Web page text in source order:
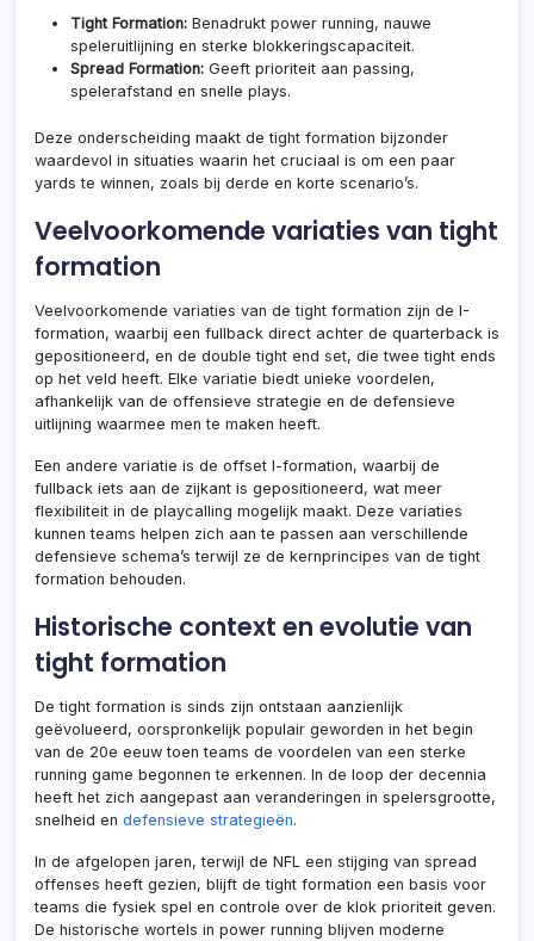
Tight Formation: Benadrukt power running, nauwe
speleruitlijning en sterke blokkeringscapaciteit.
Spread Formation: Geeft prioriteit aan passing,
spelerafstand en snelle plays.
Deze onderscheiding maakt de tight formation bijzonder
waardevol in situaties waarin het cruciaal is om een paar
yards te winnen, zoals bij derde en korte scenario’s.
Veelvoorkomende variaties van tight
formation
Veelvoorkomende variaties van de tight formation zijn de I-
formation, waarbij een fullback direct achter de quarterback is
gepositioneerd, en de double tight end set, die twee tight ends
op het veld heeft. Elke variatie biedt unieke voordelen,
afhankelijk van de offensieve strategie en de defensieve
uitlijning waarmee men te maken heeft.
Een andere variatie is de offset I-formation, waarbij de
fullback iets aan de zijkant is gepositioneerd, wat meer
flexibiliteit in de playcalling mogelijk maakt. Deze variaties
kunnen teams helpen zich aan te passen aan verschillende
defensieve schema’s terwijl ze de kernprincipes van de tight
formation behouden.
Historische context en evolutie van
tight formation
De tight formation is sinds zijn ontstaan aanzienlijk
geëvolueerd, oorspronkelijk populair geworden in het begin
van de 20e eeuw toen teams de voordelen van een sterke
running game begonnen te erkennen. In de loop der decennia
heeft het zich aangepast aan veranderingen in spelersgrootte,
snelheid en defensieve strategieën.
In de afgelopen jaren, terwijl de NFL een stijging van spread
offenses heeft gezien, blijft de tight formation een basis voor
teams die fysiek spel en controle over de klok prioriteit geven.
De historische wortels in power running blijven moderne